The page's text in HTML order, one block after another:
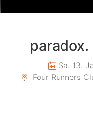
Sa. 13.
Four Runners